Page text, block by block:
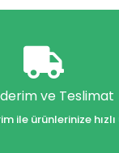
ve Teslimat
ile ürünlerinize hızlı